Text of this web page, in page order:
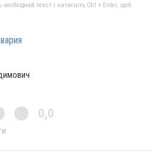
текст і натисніть Ctrl + Enter, щоб
0,0